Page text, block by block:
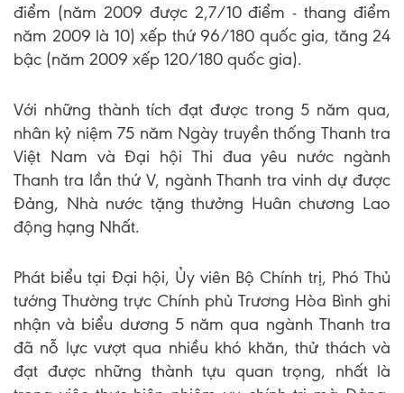
điểm (năm 2009 được 2,7/10 điểm - thang điểm
năm 2009 là 10) xếp thứ 96/180 quốc gia, tăng 24
bậc (năm 2009 xếp 120/180 quốc gia).
Với những thành tích đạt được trong 5 năm qua,
nhân kỷ niệm 75 năm Ngày truyền thống Thanh tra
Việt Nam và Đại hội Thi đua yêu nước ngành
Thanh tra lần thứ V, ngành Thanh tra vinh dự được
Đảng, Nhà nước tặng thưởng Huân chương Lao
động hạng Nhất.
Phát biểu tại Đại hội, Ủy viên Bộ Chính trị, Phó Thủ
tướng Thường trực Chính phủ Trương Hòa Bình ghi
nhận và biểu dương 5 năm qua ngành Thanh tra
đã nỗ lực vượt qua nhiều khó khăn, thử thách và
đạt được những thành tựu quan trọng, nhất là